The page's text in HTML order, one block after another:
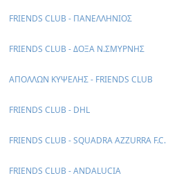
FRIENDS CLUB - ΠΑΝΕΛΛΗΝΙΟΣ
FRIENDS CLUB - ΔΟΞΑ Ν.ΣΜΥΡΝΗΣ
ΑΠΟΛΛΩΝ ΚΥΨΕΛΗΣ - FRIENDS CLUB
FRIENDS CLUB - DHL
FRIENDS CLUB - SQUADRA AZZURRA F.C.
FRIENDS CLUB - ANDALUCIA